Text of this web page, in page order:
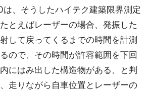
、そうしたハイテク建築限界測定
とえばレーザーの場合、発振した
して戻ってくるまでの時間を計測
ので、その時間が許容範囲を下回
にはみ出した構造物がある、と判
走りながら自車位置とレーザーの